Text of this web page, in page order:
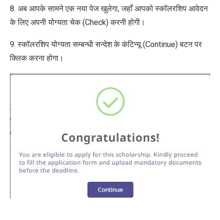
8. अब आपके सामने एक नया पेज खुलेगा, जहाँ आपको स्कॉलरशिप आवेदन
के लिए अपनी योग्यता चेक (Check) करनी होगी।
9. स्कॉलरशिप योग्यता सम्बन्धी सन्देश के कंटिन्यू (Continue) बटन पर
क्लिक करना होगा।